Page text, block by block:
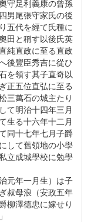
守足利義康の曾孫
男尾張守家氏の後
五代を經て氏種に
田と稱す以後氏英
純直政に至る直政
後豐臣秀吉に從ひ
を領す其子直奇以
正五位直弘に至る
三萬石の城主たり
て明治十四年三月
生る十六年十二月
同十七年七月子爵
して舊領地の小學
立成城學校に勉學
元年一月生）は子
叔母浪（安政五年
柳澤德忠に嫁せり